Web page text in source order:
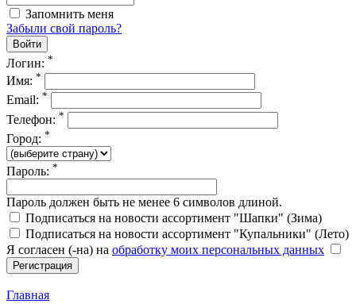
Запомнить меня
Забыли свой пароль?
Логин: *
Имя: *
Email: *
Телефон: *
Город: *
Пароль: *
Пароль должен быть не менее 6 символов длиной.
Подписаться на новости ассортимент "Шапки" (Зима)
Подписаться на новости ассортимент "Купальники" (Лето)
Я согласен (-на) на обработку моих персональных данных
Главная